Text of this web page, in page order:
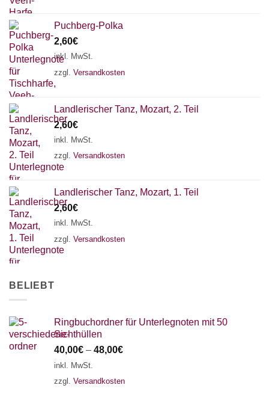
Puchberg-Polka
2,60€
inkl. MwSt.
zzgl. Versandkosten
Landlerischer Tanz, Mozart, 2. Teil
2,60€
inkl. MwSt.
zzgl. Versandkosten
Landlerischer Tanz, Mozart, 1. Teil
2,60€
inkl. MwSt.
zzgl. Versandkosten
BELIEBT
Ringbuchordner für Unterlegnoten mit 50
Sichthüllen
40,00€ – 48,00€
inkl. MwSt.
zzgl. Versandkosten
Chat Support
18 SAITEN
AKKORDZITHER